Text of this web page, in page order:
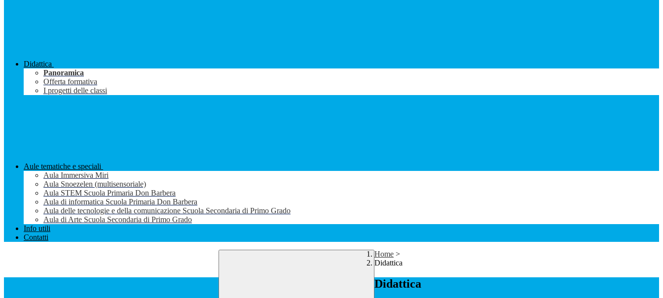
Didattica
Panoramica
Offerta formativa
I progetti delle classi
Aule tematiche e speciali
Aula Immersiva Miri
Aula Snoezelen (multisensoriale)
Aula STEM Scuola Primaria Don Barbera
Aula di informatica Scuola Primaria Don Barbera
Aula delle tecnologie e della comunicazione Scuola Secondaria di Primo Grado
Aula di Arte Scuola Secondaria di Primo Grado
Info utili
Contatti
Home >
Didattica
Didattica